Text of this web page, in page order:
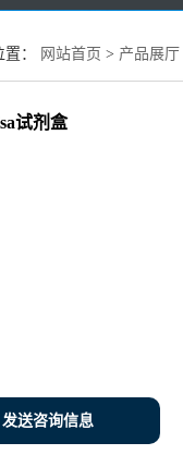
： 网站首页 > 产品展厅
试剂盒
发送咨询信息